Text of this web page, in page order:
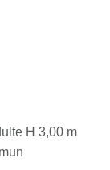
H 3,00 m